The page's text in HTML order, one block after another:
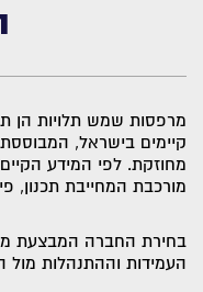
מרפסות שמש תלויות הן
קיימים בישראל,
מורכבת המחייבת תכנון,
בחירת החברה המבצעת
העמידות וההתנהלות מול